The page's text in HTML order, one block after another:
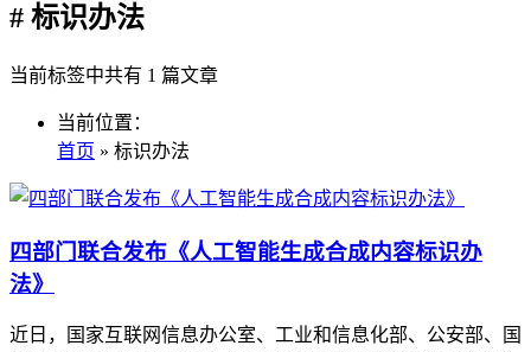
# 标识办法
当前标签中共有 1 篇文章
当前位置：
首页 » 标识办法
四部门联合发布《人工智能生成合成内容标识办
法》
近日，国家互联网信息办公室、工业和信息化部、公安部、国